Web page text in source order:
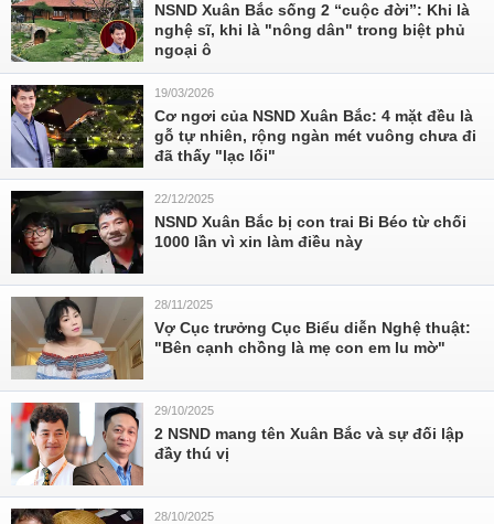
NSND Xuân Bắc sống 2 “cuộc đời”: Khi là
nghệ sĩ, khi là "nông dân" trong biệt phủ
ngoại ô
19/03/2026
Cơ ngơi của NSND Xuân Bắc: 4 mặt đều là
gỗ tự nhiên, rộng ngàn mét vuông chưa đi
đã thấy "lạc lối"
22/12/2025
NSND Xuân Bắc bị con trai Bi Béo từ chối
1000 lần vì xin làm điều này
28/11/2025
Vợ Cục trưởng Cục Biểu diễn Nghệ thuật:
"Bên cạnh chồng là mẹ con em lu mờ"
29/10/2025
2 NSND mang tên Xuân Bắc và sự đối lập
đầy thú vị
28/10/2025